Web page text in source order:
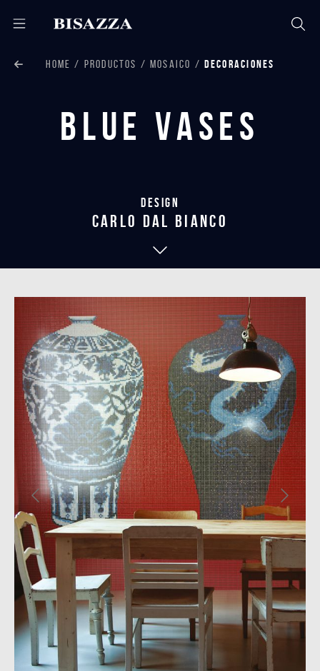
HOME PRODUCTOS MOSAICO DECORACIONES
Blue Vases
Design
carlo dal bianco